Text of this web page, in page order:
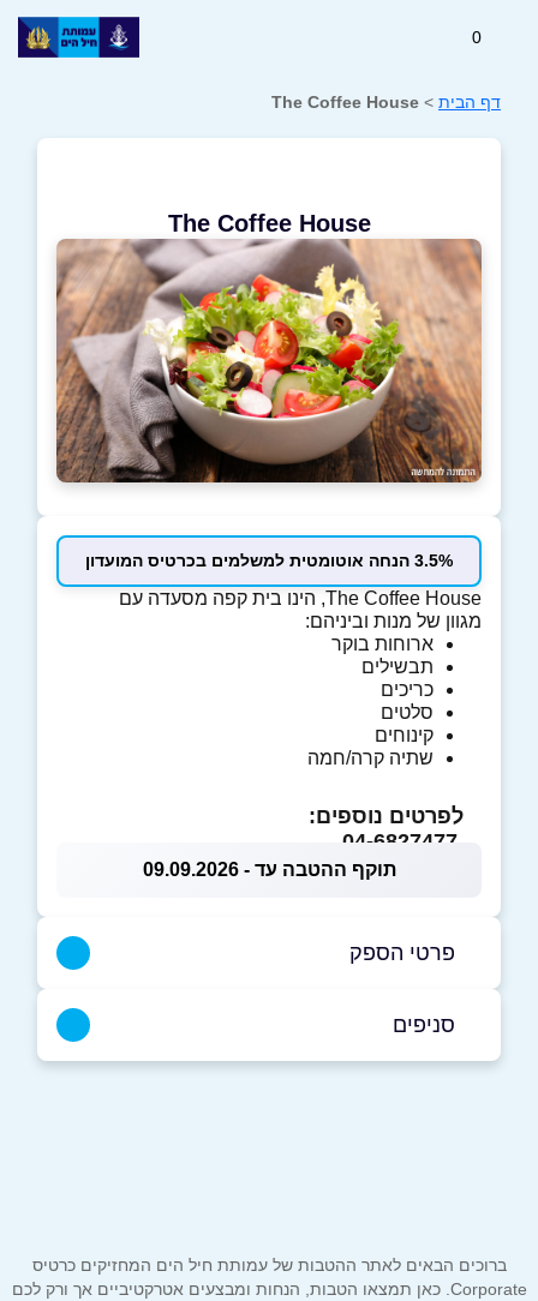
0
דף הבית >
The Coffee House
The Coffee House
3.5% הנחה אוטומטית למשלמים בכרטיס המועדון
The Coffee House, הינו בית קפה מסעדה עם
מגוון של מנות וביניהם:
ארוחות בוקר
תבשילים
כריכים
סלטים
קינוחים
שתיה קרה/חמה
לפרטים נוספים:
תוקף ההטבה עד - 09.09.2026
פרטי הספק
אימייל*
סניפים
ברוכים הבאים לאתר ההטבות של עמותת חיל הים המחזיקים כרטיס
Corporate. כאן תמצאו הטבות, הנחות ומבצעים אטרקטיביים אך ורק לכם